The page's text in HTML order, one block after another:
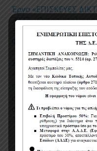
Έργο «ΕΠΙΣΚΕΥΕΣ
2027», Ο
300.000,00 ευρώ, μη
Φ.Π.Α δεν
παρ.4 του Κώδικα
Συστήματος
27/04/2026
Προσωρινές
στάθμευσης για την
αντικατάστασης
24/04/2026